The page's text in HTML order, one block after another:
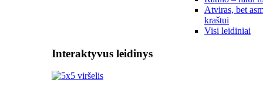
Atviras, bet
kraštui
Visi leidiniai
Interaktyvus leidinys